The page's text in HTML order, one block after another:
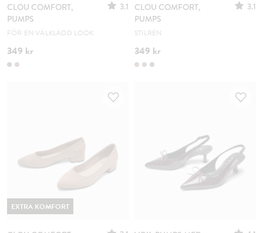
CLOU COMFORT,
PUMPS
3.1
FÖR EN VÄLKLÄDD LOOK
349 kr
CLOU COMFORT,
PUMPS
3.1
STILREN
349 kr
EXTRA KOMFORT